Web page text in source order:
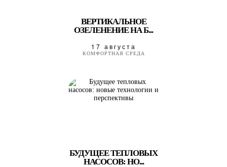
ВЕРТИКАЛЬНОЕ
ОЗЕЛЕНЕНИЕ НА Б...
17 августа
КОМФОРТНАЯ СРЕДА
БУДУЩЕЕ ТЕПЛОВЫХ
НАСОСОВ: НО...